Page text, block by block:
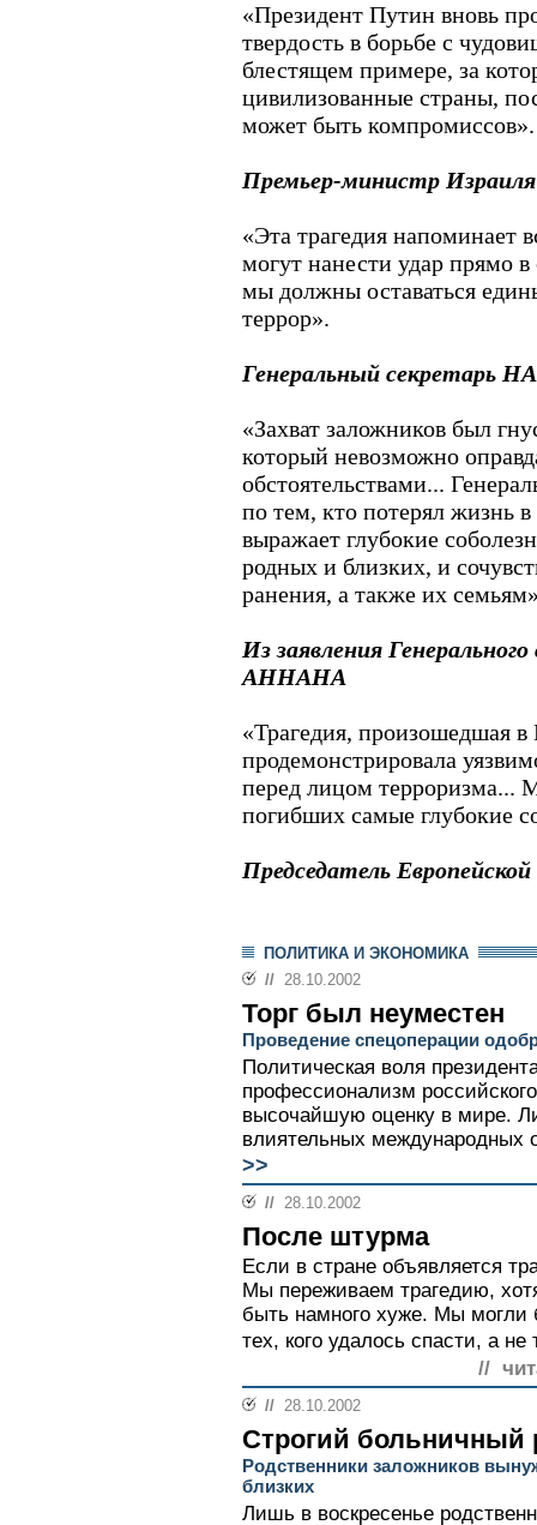
«Президент Путин вновь
твердость в борьбе с
блестящем примере, за
цивилизованные страны,
может быть компромиссов».
Премьер-министр
«Эта трагедия напоминает
могут нанести удар прямо
мы должны оставаться
террор».
Генеральный
«Захват заложников был
который невозможно
обстоятельствами...
по тем, кто потерял жизнь
выражает глубокие
родных и близких, и
ранения, а также их
Из заявления
АННАНА
«Трагедия, произошедшая в
продемонстрировала
перед лицом терроризма...
погибших самые глубокие
Председатель
ПОЛИТИКА И ЭКОНОМИКА
// 28.10.2002
Торг был неуместен
Проведение спецоперации
Политическая воля
профессионализм
высочайшую оценку в мире.
влиятельных международных
>>
// 28.10.2002
После штурма
Если в стране объявляется
Мы переживаем трагедию,
быть намного хуже. Мы могли
тех, кого удалось спасти, а не
//
// 28.10.2002
Строгий больничный
Родственники заложников
близких
Лишь в воскресенье